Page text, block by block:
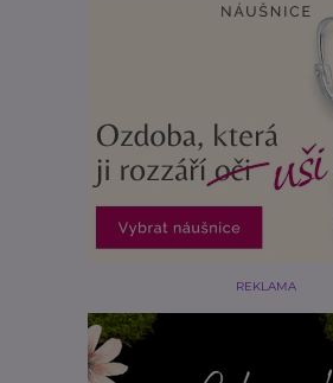
REKLAMA